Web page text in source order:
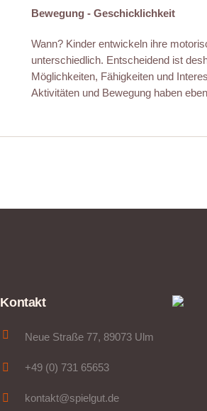
Bewegung - Geschicklichkeit
Wann? Kinder entwickeln ihre
unterschiedlich. Entscheidend ist
Möglichkeiten, Fähigkeiten und
Aktivitäten und Bewegung haben
Kontakt
Neue Straße 77, 89073 Ulm
+49 (0) 731 65653
kontakt@spielgut.de